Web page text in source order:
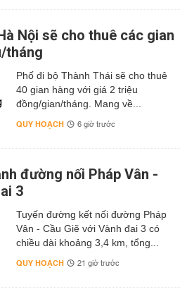
Nội sẽ cho thuê các gian
tháng
Phố đi bộ Thành Thái sẽ cho thuê
40 gian hàng với giá 2 triệu
đồng/gian/tháng. Mang về...
QUY HOẠCH 6 giờ trước
đường nối Pháp Vân -
3
Tuyến đường kết nối đường Pháp
Vân - Cầu Giẽ với Vành đai 3 có
chiều dài khoảng 3,4 km, tổng...
QUY HOẠCH 21 giờ trước